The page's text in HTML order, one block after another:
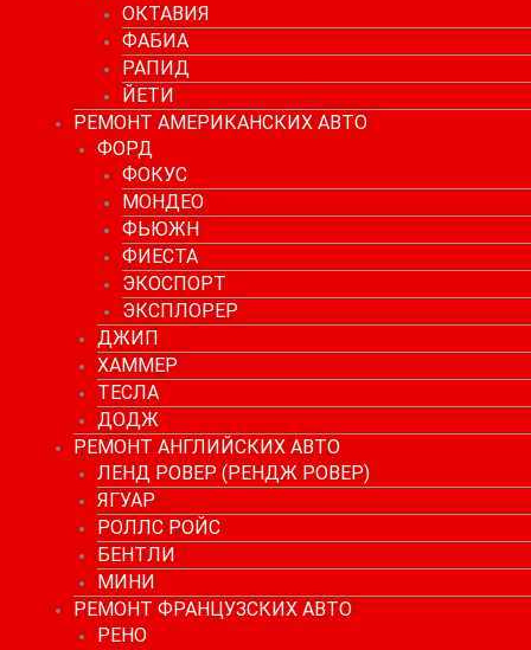
ОКТАВИЯ
ФАБИА
РАПИД
ЙЕТИ
РЕМОНТ АМЕРИКАНСКИХ АВТО
ФОРД
ФОКУС
МОНДЕО
ФЬЮЖН
ФИЕСТА
ЭКОСПОРТ
ЭКСПЛОРЕР
ДЖИП
ХАММЕР
ТЕСЛА
ДОДЖ
РЕМОНТ АНГЛИЙСКИХ АВТО
ЛЕНД РОВЕР (РЕНДЖ РОВЕР)
ЯГУАР
РОЛЛС РОЙС
БЕНТЛИ
МИНИ
РЕМОНТ ФРАНЦУЗСКИХ АВТО
РЕНО